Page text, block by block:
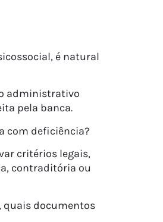
é natural
administrativo
pela banca.
com deficiência?
critérios legais,
contraditória ou
quais documentos